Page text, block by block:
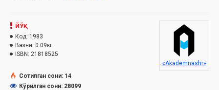
Kompyuter va mushuk
Bolakay va televizor
Avtobus va qizcha
Xayolparast va internet
Dodvoy
Zulmatni yoritgan kashfiyot
ЙЎҚ
Код: 1983
Вазни: 0.09кг
ISBN: 21818525
«Akademnashr»
Сотилган сони: 14
Кўрилган сони: 28099